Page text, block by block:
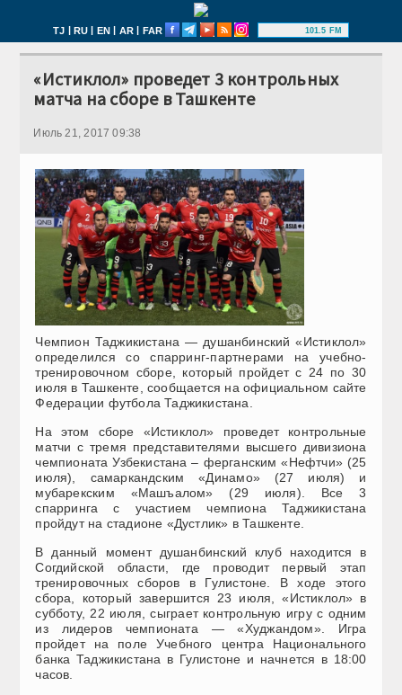
TJ | RU | EN | AR | FAR 101.5 FM
«Истиклол» проведет 3 контрольных
матча на сборе в Ташкенте
Июль 21, 2017 09:38
Чемпион Таджикистана — душанбинский «Истиклол»
определился со спарринг-партнерами на учебно-
тренировочном сборе, который пройдет с 24 по 30
июля в Ташкенте, сообщается на официальном сайте
Федерации футбола Таджикистана.
На этом сборе «Истиклол» проведет контрольные
матчи с тремя представителями высшего дивизиона
чемпионата Узбекистана – ферганским «Нефтчи» (25
июля), самаркандским «Динамо» (27 июля) и
мубарекским «Машъалом» (29 июля). Все 3
спарринга с участием чемпиона Таджикистана
пройдут на стадионе «Дустлик» в Ташкенте.
В данный момент душанбинский клуб находится в
Согдийской области, где проводит первый этап
тренировочных сборов в Гулистоне. В ходе этого
сбора, который завершится 23 июля, «Истиклол» в
субботу, 22 июля, сыграет контрольную игру с одним
из лидеров чемпионата — «Худжандом». Игра
пройдет на поле Учебного центра Национального
банка Таджикистана в Гулистоне и начнется в 18:00
часов.